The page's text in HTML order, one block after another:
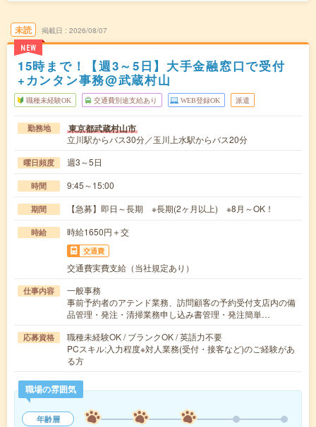
未読
NEW
掲載日 2026/08/07
15時まで！【週3～5日】大手金融窓口で受付
+カンタン事務@武蔵村山
職種未経験OK 交通費別途支給あり WEB登録OK 派遣
勤務地 東京都武蔵村山市
立川駅からバス30分／玉川上水駅からバス20分
曜日頻度 週3～5日
時間 9:45～15:00
期間 【急募】即日～長期 ※長期(2ヶ月以上) ※8月～OK！
時給 時給1650円＋交
交通費
交通費実費支給（当社規定あり）
仕事内容
一般事務
事前予約者のアテンド業務、訪問顧客の予約受付支店内の備
品管理・発注・清掃業務申し込み書管理・発注簡単…
応募資格
職種未経験OK / ブランクOK / 英語力不要
PCスキル:入力程度※対人業務(受付・接客など)のご経験があ
る方
職場の雰囲気
年齢層